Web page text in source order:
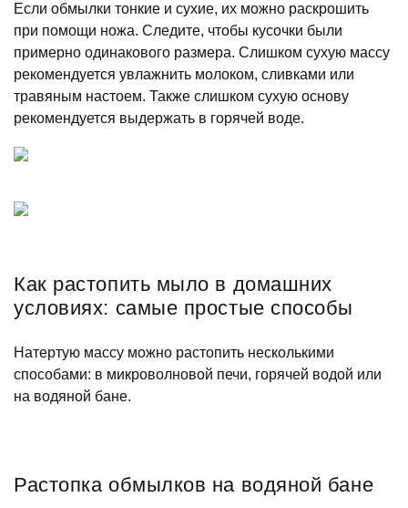
Если обмылки тонкие и сухие, их можно раскрошить
при помощи ножа. Следите, чтобы кусочки были
примерно одинакового размера. Слишком сухую массу
рекомендуется увлажнить молоком, сливками или
травяным настоем. Также слишком сухую основу
рекомендуется выдержать в горячей воде.
Как растопить мыло в домашних
условиях: самые простые способы
Натертую массу можно растопить несколькими
способами: в микроволновой печи, горячей водой или
на водяной бане.
Растопка обмылков на водяной бане